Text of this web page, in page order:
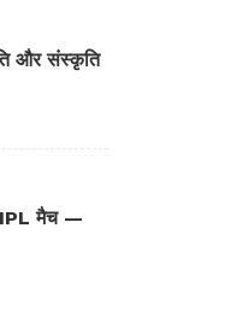
और संस्कृति
मैच —